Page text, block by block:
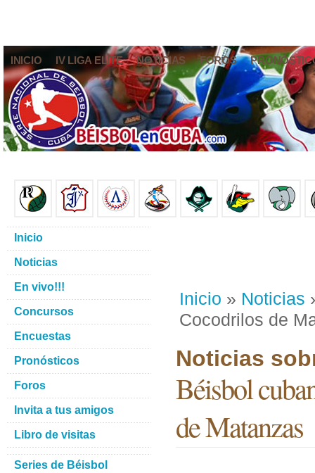
INICIO IV LIGA ELITE NOTICIAS FOROS
Inicio » Noticias
Cocodrilos de
Noticias
Béisbol
de Matanzas
Inicio
Noticias
En vivo!!!
Concursos
Encuestas
Pronósticos
Foros
Invita a tus amigos
Libro de visitas
Series de Béisbol